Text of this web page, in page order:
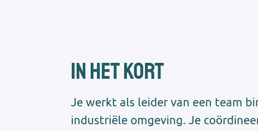
In het kort
Je werkt als leider van een team
industriële omgeving. Je